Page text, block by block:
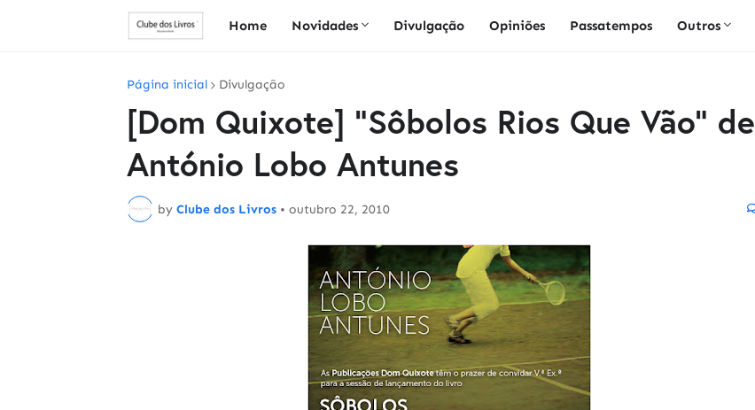
Home Novidades Divulgação Opiniões Passatempos Outros
Página inicial Divulgação
[Dom Quixote] "Sôbolos Rios Que Vão" de
António Lobo Antunes
by Clube dos Livros • outubro 22, 2010